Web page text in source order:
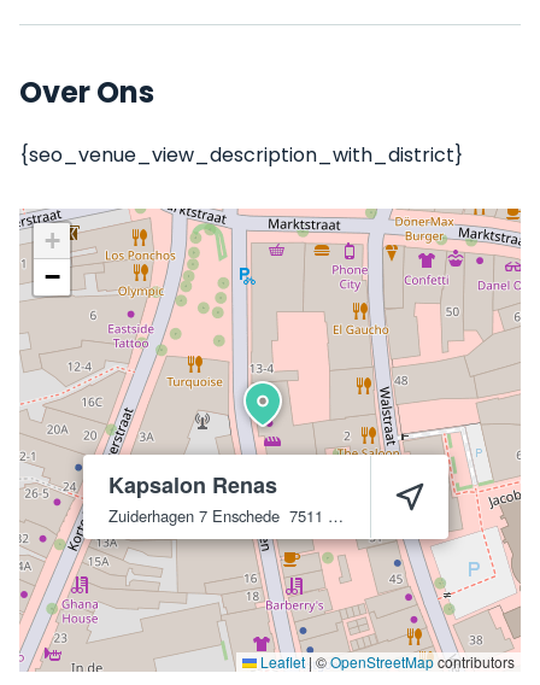
Over Ons
{seo_venue_view_description_with_district}
Kapsalon Renas
Zuiderhagen 7 Enschede 7511 GJ
+
−
Leaflet |©OpenStreetMapcontributors